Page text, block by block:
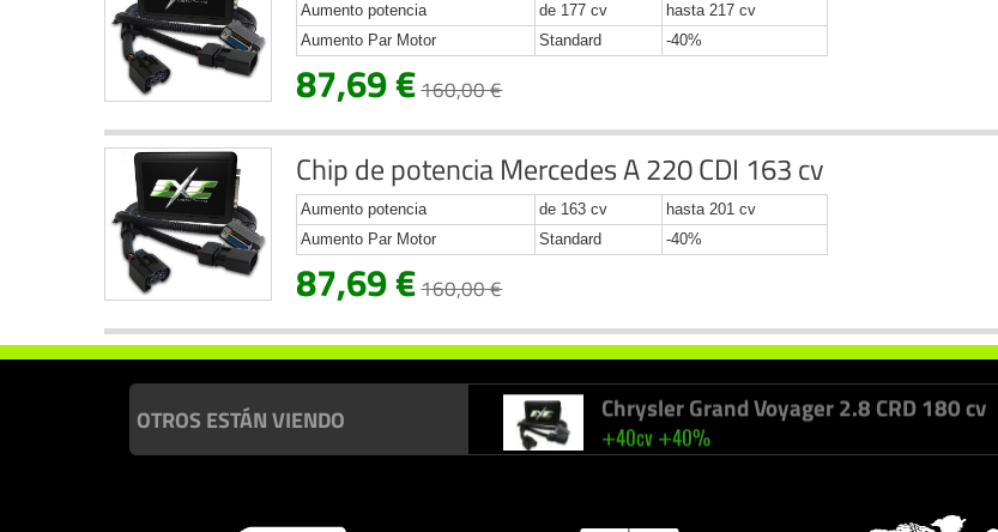
Aumento potencia de 177 cv
hasta 217 cv
Aumento Par Motor
Standard -40%
87,69 €160,00 €
Chip de potencia Mercedes A 220 CDI 163 cv
Aumento potencia de 163 cv
hasta 201 cv
Aumento Par Motor
Standard -40%
87,69 €160,00 €
OTROS ESTÁN VIENDO
Renault Master 2.3 DCI Twin Turbo 170 cv
+ +40%
+41cv+40%
Chrysler Grand Voyager 2.8 CRD 180 cv
+40cv +40%